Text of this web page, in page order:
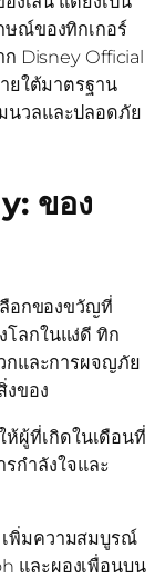
ษณ์ของทิกเกอร์
ก Disney Official
ยใต้มาตรฐาน
นวลและปลอดภัย
ของ
อกของขวัญที่
ลกในแง่ดี ทิก
กและการผจญภัย
ของ
ห้ผู้ที่เกิดในเดือนที่
กำลังใจและ
พิ่มความสมบูรณ์
และผองเพื่อนบน